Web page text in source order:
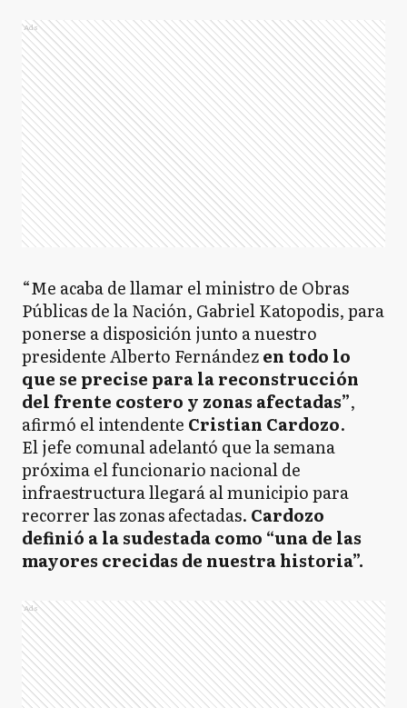
Ads
“Me acaba de llamar el ministro de Obras
Públicas de la Nación, Gabriel Katopodis, para
ponerse a disposición junto a nuestro
presidente Alberto Fernándezen todo lo
que se precise para la reconstrucción
del frente costero y zonas afectadas”,
afirmó el intendente Cristian Cardozo.
El jefe comunal adelantó que la semana
próxima el funcionario nacional de
infraestructura llegará al municipio para
recorrer las zonas afectadas. Cardozo
definió a la sudestada como “una de las
mayores crecidas de nuestra historia”.
Ads